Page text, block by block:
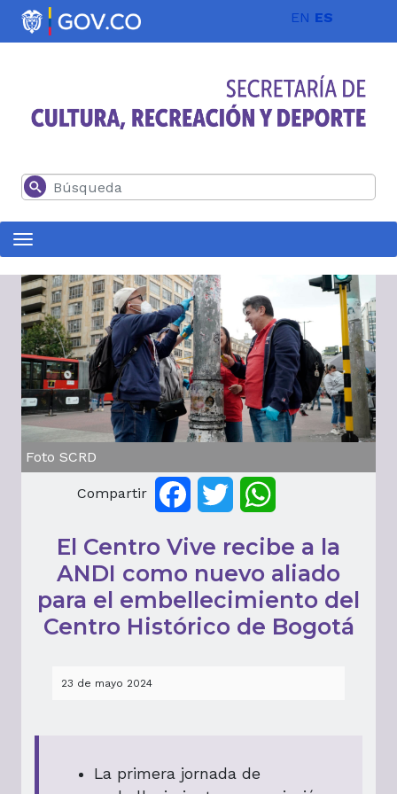
Pasar al contenido principal EN ES
Buscar
Foto SCRD
Compartir FacebookTwitter
El Centro Vive recibe a la
ANDI como nuevo aliado
para el embellecimiento del
Centro Histórico de Bogotá
23 de mayo 2024
La primera jornada de